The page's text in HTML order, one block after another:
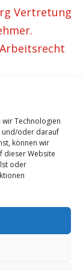
Technologien
und/oder darauf
können wir
dieser Website
oder
Vertretung
Bereits 35
Mandanten